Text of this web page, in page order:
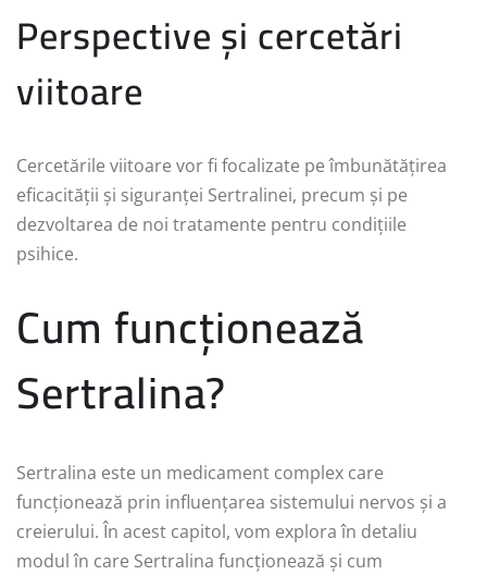
Perspective și cercetări
viitoare
Cercetările viitoare vor fi focalizate pe îmbunătățirea
eficacității și siguranței Sertralinei, precum și pe
dezvoltarea de noi tratamente pentru condițiile
psihice.
Cum funcționează
Sertralina?
Sertralina este un medicament complex care
funcționează prin influențarea sistemului nervos și a
creierului. În acest capitol, vom explora în detaliu
modul în care Sertralina funcționează și cum